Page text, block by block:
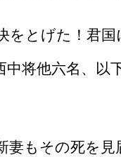
をとげた！君
将他六名、
もその死を見